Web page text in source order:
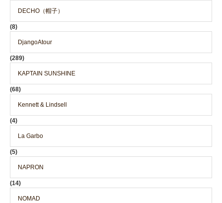
DECHO（帽子）
(8)
DjangoAtour
(289)
KAPTAIN SUNSHINE
(68)
Kennett & Lindsell
(4)
La Garbo
(5)
NAPRON
(14)
NOMAD